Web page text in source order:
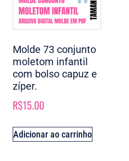
Molde 73 conjunto
moletom infantil
com bolso capuz e
zíper.
R$15.00
Adicionar ao carrinho